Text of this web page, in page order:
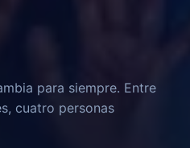
para siempre. Entre
cuatro personas